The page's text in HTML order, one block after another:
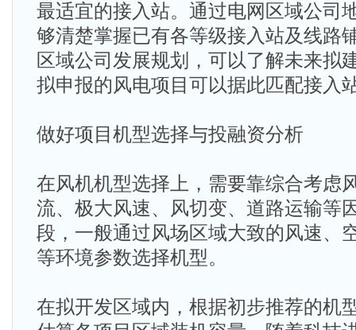
最适宜的接入站。通过电网区域公司
够清楚掌握已有各等级接入站及线路
区域公司发展规划，可以了解未来拟
拟申报的风电项目可以据此匹配接入
做好项目机型选择与投融资分析
在风机机型选择上，需要靠综合考虑
流、极大风速、风切变、道路运输等
段，一般通过风场区域大致的风速、
等环境参数选择机型。
在拟开发区域内，根据初步推荐的机